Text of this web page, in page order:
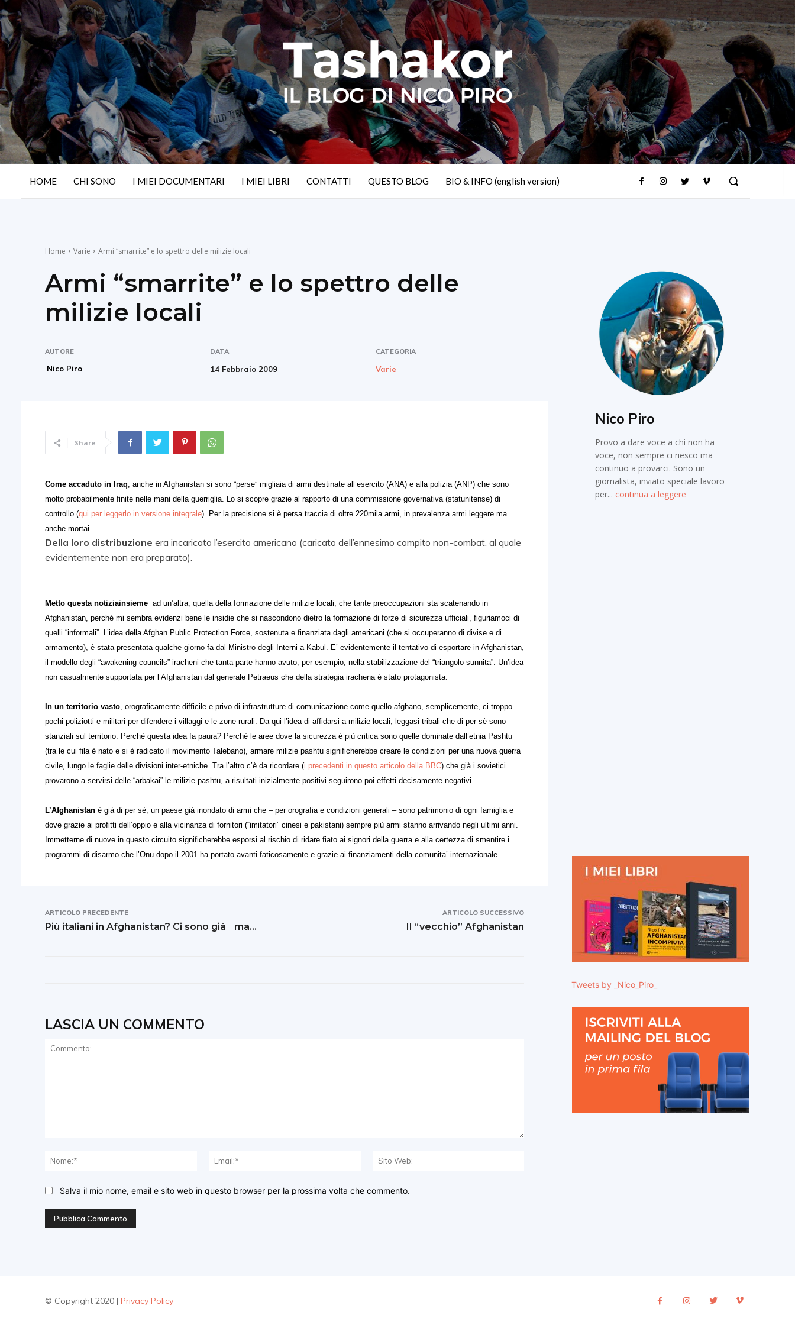
HOME CHI SONO I MIEI DOCUMENTARI I MIEI LIBRI CONTATTI QUESTO BLOG BIO & INFO (english version)
Home Varie Armi “smarrite” e lo spettro delle milizie locali
Armi “smarrite” e lo spettro delle
milizie locali
AUTORE
Nico Piro
DATA
14 Febbraio 2009
CATEGORIA
Varie
Share
Come accaduto in Iraq, anche in Afghanistan si sono “perse” migliaia di armi destinate all’esercito (ANA) e alla polizia (ANP) che sono
molto probabilmente finite nelle mani della guerriglia. Lo si scopre grazie al rapporto di una commissione governativa (statunitense) di
controllo (qui per leggerlo in versione integrale). Per la precisione si è persa traccia di oltre 220mila armi, in prevalenza armi leggere ma
anche mortai.
Della loro distribuzione era incaricato l’esercito americano (caricato dell’ennesimo compito non-combat, al quale
evidentemente non era preparato).
Metto questa notiziainsieme ad un’altra, quella della formazione delle milizie locali, che tante preoccupazioni sta scatenando in
Afghanistan, perchè mi sembra evidenzi bene le insidie che si nascondono dietro la formazione di forze di sicurezza ufficiali, figuriamoci di
quelli “informali”. L’idea della Afghan Public Protection Force, sostenuta e finanziata dagli americani (che si occuperanno di divise e di…
armamento), è stata presentata qualche giorno fa dal Ministro degli Interni a Kabul. E’ evidentemente il tentativo di esportare in Afghanistan,
il modello degli “awakening councils” iracheni che tanta parte hanno avuto, per esempio, nella stabilizzazione del “triangolo sunnita”. Un’idea
non casualmente supportata per l’Afghanistan dal generale Petraeus che della strategia irachena è stato protagonista.
In un territorio vasto, orograficamente difficile e privo di infrastrutture di comunicazione come quello afghano, semplicemente, ci troppo
pochi poliziotti e militari per difendere i villaggi e le zone rurali. Da qui l’idea di affidarsi a milizie locali, leggasi tribali che di per sè sono
stanziali sul territorio. Perchè questa idea fa paura? Perchè le aree dove la sicurezza è più critica sono quelle dominate dall’etnia Pashtu
(tra le cui fila è nato e si è radicato il movimento Talebano), armare milizie pashtu significherebbe creare le condizioni per una nuova guerra
civile, lungo le faglie delle divisioni inter-etniche. Tra l’altro c’è da ricordare (i precedenti in questo articolo della BBC) che già i sovietici
provarono a servirsi delle “arbakai” le milizie pashtu, a risultati inizialmente positivi seguirono poi effetti decisamente negativi.
L’Afghanistan è già di per sè, un paese già inondato di armi che – per orografia e condizioni generali – sono patrimonio di ogni famiglia e
dove grazie ai profitti dell’oppio e alla vicinanza di fornitori (“imitatori” cinesi e pakistani) sempre più armi stanno arrivando negli ultimi anni.
Immetterne di nuove in questo circuito significherebbe esporsi al rischio di ridare fiato ai signori della guerra e alla certezza di smentire i
programmi di disarmo che l’Onu dopo il 2001 ha portato avanti faticosamente e grazie ai finanziamenti della comunita’ internazionale.
ARTICOLO PRECEDENTE
Più italiani in Afghanistan? Ci sono già ma…
ARTICOLO SUCCESSIVO
Il “vecchio” Afghanistan
LASCIA UN COMMENTO
Nome:*
Email:*
Salva il mio nome, email e sito web in questo browser per la prossima volta che commento.
Nico Piro
Provo a dare voce a chi non ha
voce, non sempre ci riesco ma
continuo a provarci. Sono un
giornalista, inviato speciale lavoro
per... continua a leggere
Tweets by _Nico_Piro_
© Copyright 2020 | Privacy Policy